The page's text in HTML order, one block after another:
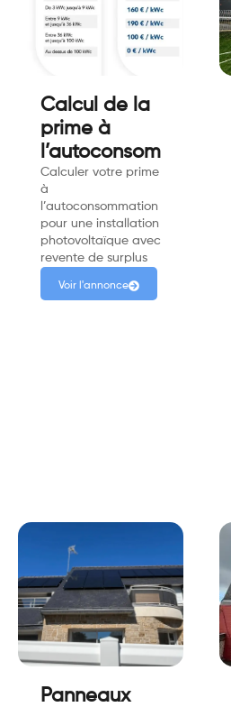
Calcul de la
prime à
l’autoconsommation
Calculer votre prime
à
l’autoconsommation
pour une installation
photovoltaïque avec
revente de surplus
Voir l'annonce
Panneaux